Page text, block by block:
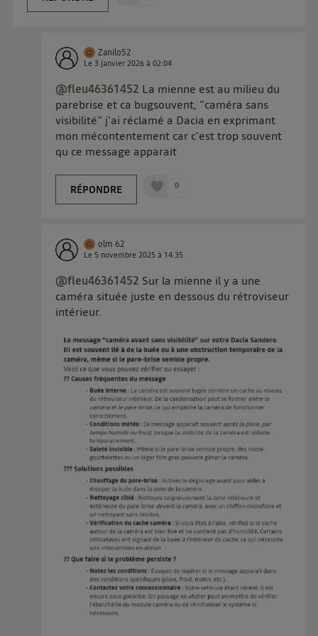
Zanilo52
Le3 janvier 2026 à02:04
@fleu46361452 La mienne est au milieu du
parebrise et ca bugsouvent, "caméra sans
visibilité" j'ai réclamé a Dacia en exprimant
mon mécontentement car c'est trop souvent
qu ce message apparait
RÉPONDRE 0
olm 62
Le 5 novembre 2025 à 14:35
@fleu46361452 Sur la mienne il y a une
caméra située juste en dessous du rétroviseur
intérieur.
même identifiant. En général :
Pour uneconnexion foyer(ex : Wi-Fi), la personnalisation sera basée
Pour uneconnexion mobile , la personnalisation sera basée
uniquement sur la navigation de l'utilisateur du mobile.
Vous pouvez à tout moment retirer ce consentement
le portail d’Utiq("
") ou via la page
« gérer Utiq » en bas de ce site. Pour plus
d'informations, veuillez consulter
d'information sur les données personnelles